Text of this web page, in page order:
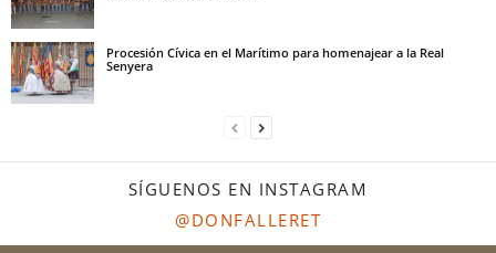
Procesión Cívica en el Marítimo para homenajear a la Real
Senyera
SÍGUENOS EN INSTAGRAM
@DONFALLERET